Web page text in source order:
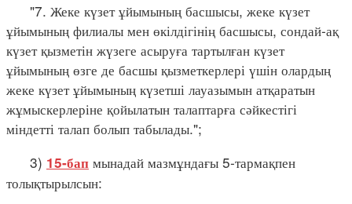
"7. Жеке күзет ұйымының басшысы, жеке күзет
ұйымының филиалы мен өкілдігінің басшысы, сондай-ақ
күзет қызметін жүзеге асыруға тартылған күзет
ұйымының өзге де басшы қызметкерлері үшін олардың
жеке күзет ұйымының күзетші лауазымын атқаратын
жұмыскерлеріне қойылатын талаптарға сәйкестігі
міндетті талап болып табылады.";
3) 15-бап мынадай мазмұндағы 5-тармақпен
толықтырылсын: